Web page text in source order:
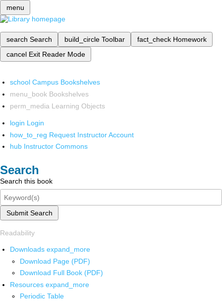
menu
search Search build_circle Toolbar fact_check Homework
cancel Exit Reader Mode
school Campus Bookshelves
menu_book Bookshelves
perm_media Learning Objects
login Login
how_to_reg Request Instructor Account
hub Instructor Commons
Search
Search this book
Submit Search
Readability
Downloads expand_more
Download Page (PDF)
Download Full Book (PDF)
Resources expand_more
Periodic Table